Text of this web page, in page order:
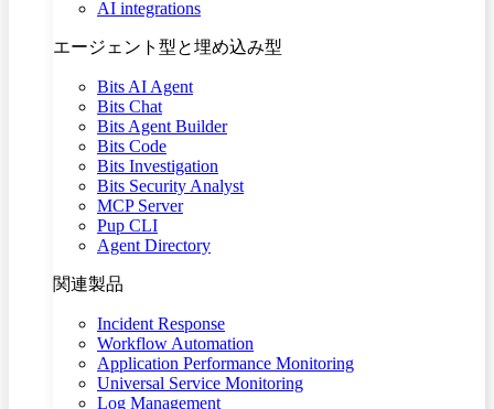
AI integrations
エージェント型と埋め込み型
Bits AI Agent
Bits Chat
Bits Agent Builder
Bits Code
Bits Investigation
Bits Security Analyst
MCP Server
Pup CLI
Agent Directory
関連製品
Incident Response
Workflow Automation
Application Performance Monitoring
Universal Service Monitoring
Log Management